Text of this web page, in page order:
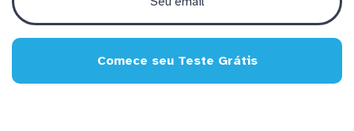
Comece seu Teste Grátis